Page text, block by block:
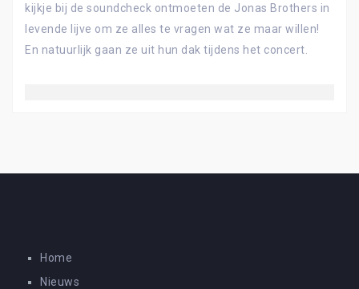
kijkje bij de soundcheck ontmoeten de Jonas Brothers in
levende lijve om ze alles te vragen wat ze maar willen!
En natuurlijk gaan ze uit hun dak tijdens het concert.
Home
Nieuws